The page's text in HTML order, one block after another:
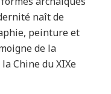
naît de
peinture et
de la
Chine du XIXe